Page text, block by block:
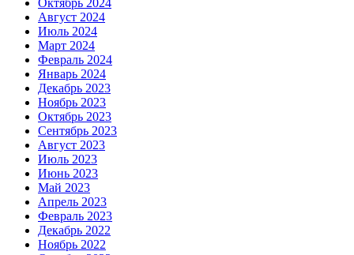
Август 2024
Июль 2024
Март 2024
Февраль 2024
Январь 2024
Декабрь 2023
Ноябрь 2023
Октябрь 2023
Сентябрь 2023
Август 2023
Июль 2023
Июнь 2023
Май 2023
Апрель 2023
Февраль 2023
Декабрь 2022
Ноябрь 2022